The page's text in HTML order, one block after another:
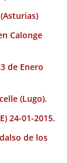
Calonge
de Enero
(Lugo).
24-01-2015.
de los